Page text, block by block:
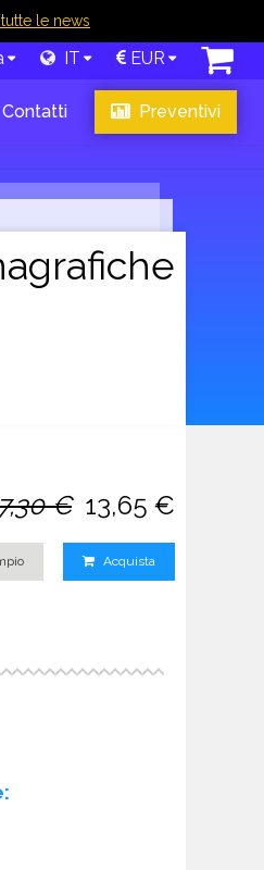
le news
IT EUR
Contatti Preventivi
€ 13,65 €
Acquista